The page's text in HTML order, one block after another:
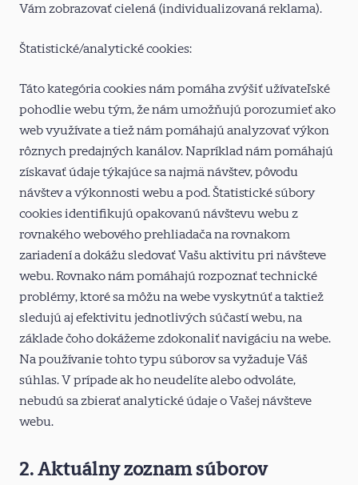
Vám zobrazovať cielená (individualizovaná reklama).
Štatistické/analytické cookies:
Táto kategória cookies nám pomáha zvýšiť užívateľské
pohodlie webu tým, že nám umožňujú porozumieť ako
web využívate a tiež nám pomáhajú analyzovať výkon
rôznych predajných kanálov. Napríklad nám pomáhajú
získavať údaje týkajúce sa najmä návštev, pôvodu
návštev a výkonnosti webu a pod. Štatistické súbory
cookies identifikujú opakovanú návštevu webu z
rovnakého webového prehliadača na rovnakom
zariadení a dokážu sledovať Vašu aktivitu pri návšteve
webu. Rovnako nám pomáhajú rozpoznať technické
problémy, ktoré sa môžu na webe vyskytnúť a taktiež
sledujú aj efektivitu jednotlivých súčastí webu, na
základe čoho dokážeme zdokonaliť navigáciu na webe.
Na používanie tohto typu súborov sa vyžaduje Váš
súhlas. V prípade ak ho neudelíte alebo odvoláte,
nebudú sa zbierať analytické údaje o Vašej návšteve
webu.
2. Aktuálny zoznam súborov